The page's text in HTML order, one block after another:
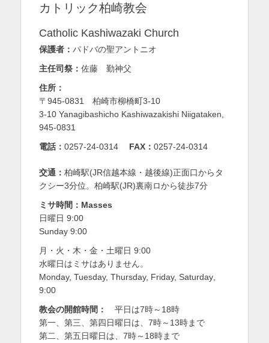
カトリック柏崎教会
Catholic Kashiwazaki Church
保護者： パドバの聖アントニオ
主任司祭： 佐藤 勤神父
住所：
〒945-0831 柏崎市柳橋町3-10
3-10 Yanagibashicho Kashiwazakishi Niigataken,
945-0831
電話： 0257-24-0314 FAX： 0257-24-0314
交通： 柏崎駅(JR信越本線・越後線)正面口からタ
クシー3分位。柏崎駅(JR)裏南ロから徒歩7分
ミサ時間：Masses
日曜日 9:00
Sunday 9:00
月・火・木・金・土曜日 9:00
水曜日はミサはありません。
Monday, Tuesday, Thursday, Friday, Saturday
9:00
教会の開館時間：
平日は7時～18時
第一、第三、第四日曜日は、7時～13時まで
第二、第五日曜日は、7時～18時まで